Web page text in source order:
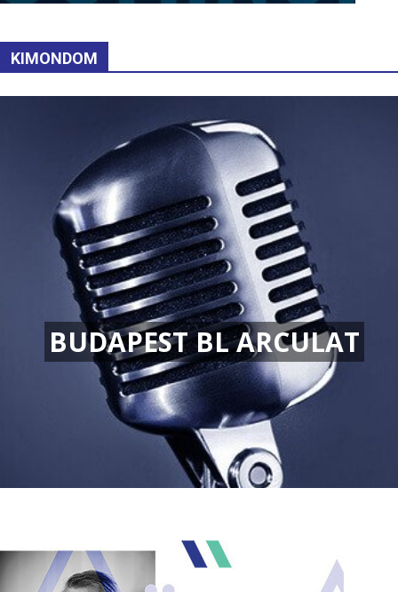
KIMONDOM
BUDAPEST BL ARCULAT